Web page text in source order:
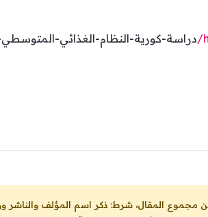
دراسة-كورية-النظام-الغذائي-